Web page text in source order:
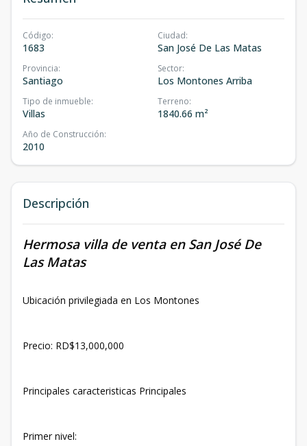
Código:
1683
Ciudad:
San José De Las Matas
Provincia:
Santiago
Sector:
Los Montones Arriba
Tipo de inmueble:
Villas
Terreno:
1840.66 m²
Año de Construcción:
2010
Descripción
Hermosa villa de venta en San José De
Las Matas
Ubicación privilegiada en Los Montones
Precio: RD$13,000,000
Principales caracteristicas Principales
Primer nivel: